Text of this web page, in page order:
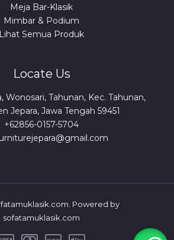
Meja Bar-Klasik
Mimbar & Podium
Lihat Semua Produk
Locate Us
Wonosari, Tahunan, Kec. Tahunan,
Jepara, Jawa Tengah 59451
+62856-0157-5704
Powered by
sofatamuklasik.com